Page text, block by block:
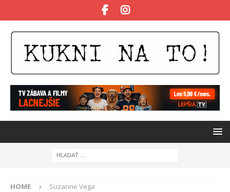
HOME Suzanne Vega